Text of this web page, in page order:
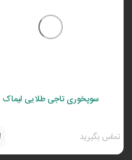
سوپخوری تاجی طلایی لیماک
تماس بگیرید